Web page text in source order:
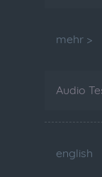
mehr >
Audio
english